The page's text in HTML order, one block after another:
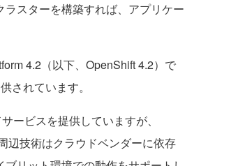
スターを構築すれば、アプリケー
4.2（以下、OpenShift 4.2）で
されています。
ービスを提供していますが、
辺技術はクラウドベンダーに依存